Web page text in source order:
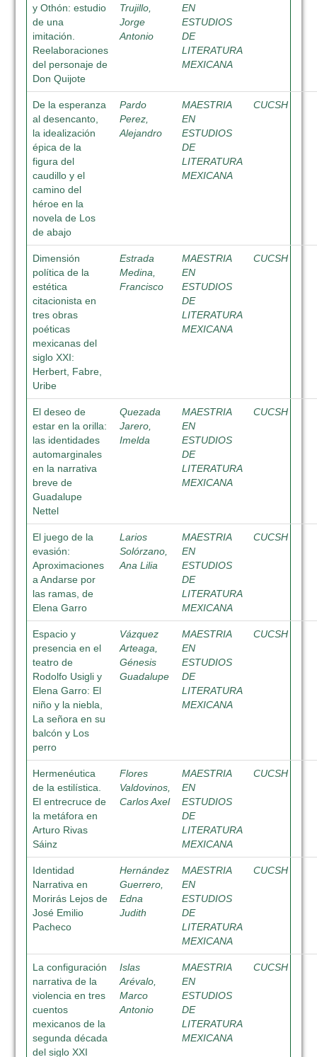
y Othón: estudio
de una
imitación.
Reelaboraciones
del personaje de
Don Quijote
Trujillo,
Jorge
Antonio
EN
ESTUDIOS
DE
LITERATURA
MEXICANA
De la esperanza
al desencanto,
la idealización
épica de la
figura del
caudillo y el
camino del
héroe en la
novela de Los
de abajo
Pardo
Perez,
Alejandro
MAESTRIA
EN
ESTUDIOS
DE
LITERATURA
MEXICANA
CUCSH
Dimensión
política de la
estética
citacionista en
tres obras
poéticas
mexicanas del
siglo XXI:
Herbert, Fabre,
Uribe
Estrada
Medina,
Francisco
MAESTRIA
EN
ESTUDIOS
DE
LITERATURA
MEXICANA
CUCSH
El deseo de
estar en la orilla:
las identidades
automarginales
en la narrativa
breve de
Guadalupe
Nettel
Quezada
Jarero,
Imelda
MAESTRIA
EN
ESTUDIOS
DE
LITERATURA
MEXICANA
CUCSH
El juego de la
evasión:
Aproximaciones
a Andarse por
las ramas, de
Elena Garro
Larios
Solórzano,
Ana Lilia
MAESTRIA
EN
ESTUDIOS
DE
LITERATURA
MEXICANA
CUCSH
Espacio y
presencia en el
teatro de
Rodolfo Usigli y
Elena Garro: El
niño y la niebla,
La señora en su
balcón y Los
perro
Vázquez
Arteaga,
Génesis
Guadalupe
MAESTRIA
EN
ESTUDIOS
DE
LITERATURA
MEXICANA
CUCSH
Hermenéutica
de la estilística.
El entrecruce de
la metáfora en
Arturo Rivas
Sáinz
Flores
Valdovinos,
Carlos Axel
MAESTRIA
EN
ESTUDIOS
DE
LITERATURA
MEXICANA
CUCSH
Identidad
Narrativa en
Morirás Lejos de
José Emilio
Pacheco
Hernández
Guerrero,
Edna
Judith
MAESTRIA
EN
ESTUDIOS
DE
LITERATURA
MEXICANA
CUCSH
La configuración
narrativa de la
violencia en tres
cuentos
mexicanos de la
segunda década
del siglo XXI
Islas
Arévalo,
Marco
Antonio
MAESTRIA
EN
ESTUDIOS
DE
LITERATURA
MEXICANA
CUCSH